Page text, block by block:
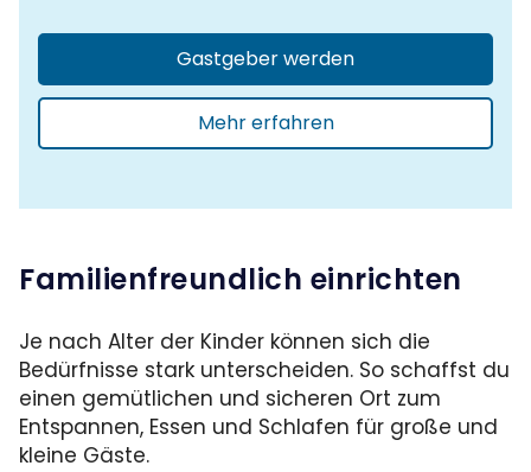
Gastgeber werden
Mehr erfahren
Familienfreundlich einrichten
Je nach Alter der Kinder können sich die
Bedürfnisse stark unterscheiden. So schaffst du
einen gemütlichen und sicheren Ort zum
Entspannen, Essen und Schlafen für große und
kleine Gäste.